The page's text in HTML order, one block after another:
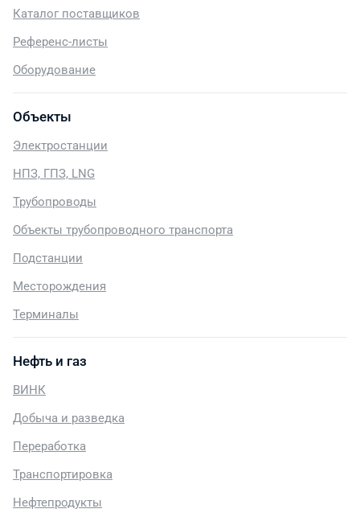
Каталог поставщиков
Референс-листы
Оборудование
Объекты
Электростанции
НПЗ, ГПЗ, LNG
Трубопроводы
Объекты трубопроводного транспорта
Подстанции
Месторождения
Терминалы
Нефть и газ
ВИНК
Добыча и разведка
Переработка
Транспортировка
Нефтепродукты